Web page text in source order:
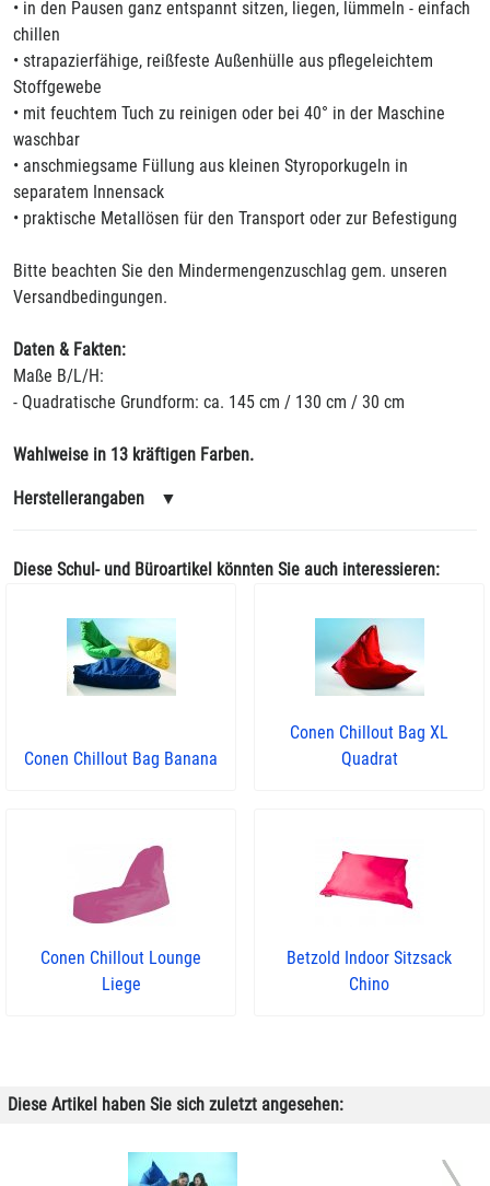
• in den Pausen ganz entspannt sitzen, liegen, lümmeln - einfach
chillen
• strapazierfähige, reißfeste Außenhülle aus pflegeleichtem
Stoffgewebe
• mit feuchtem Tuch zu reinigen oder bei 40° in der Maschine
waschbar
• anschmiegsame Füllung aus kleinen Styroporkugeln in
separatem Innensack
• praktische Metallösen für den Transport oder zur Befestigung
Bitte beachten Sie den Mindermengenzuschlag gem. unseren
Versandbedingungen.
Daten & Fakten:
Maße B/L/H:
- Quadratische Grundform: ca. 145 cm / 130 cm / 30 cm
Wahlweise in 13 kräftigen Farben.
Herstellerangaben ▼
Diese Schul- und Büroartikel könnten Sie auch interessieren:
Conen Chillout Bag Banana
Conen Chillout Bag XL
Quadrat
Conen Chillout Lounge
Liege
Betzold Indoor Sitzsack
Chino
Diese Artikel haben Sie sich zuletzt angesehen: